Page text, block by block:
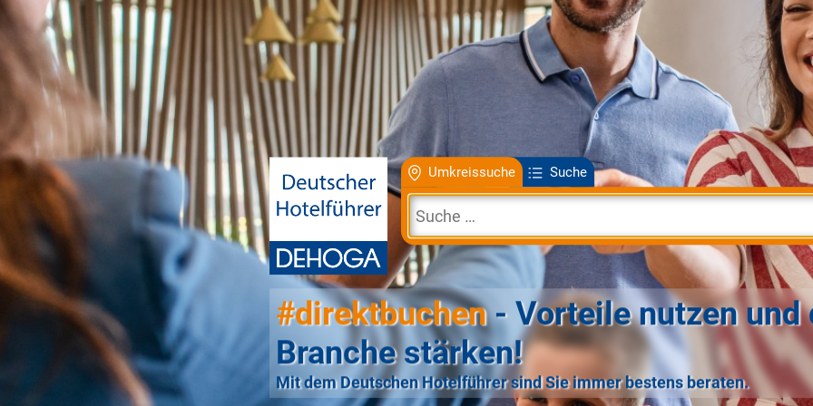
Umkreissuche Suche
#direktbuchen- Vorteile nutzen und
Branche stärken!
Mit dem Deutschen Hotelführer sind Sie immer bestens beraten.